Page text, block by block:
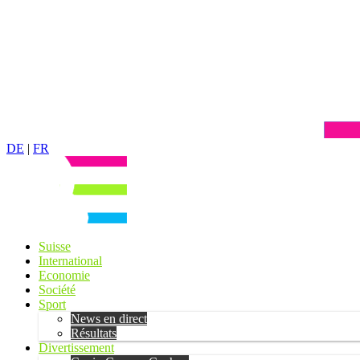
DE | FR
Suisse
International
Economie
Société
Sport
News en direct
Résultats
Divertissement